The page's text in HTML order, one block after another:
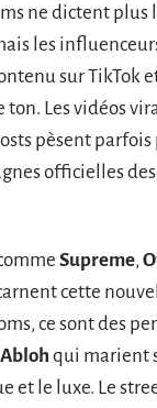
ne dictent plus
les
sur TikTok
Les vidéos
pèsent
officielles
Supreme,
cette
ce sont des
qui marient
et le luxe. Le